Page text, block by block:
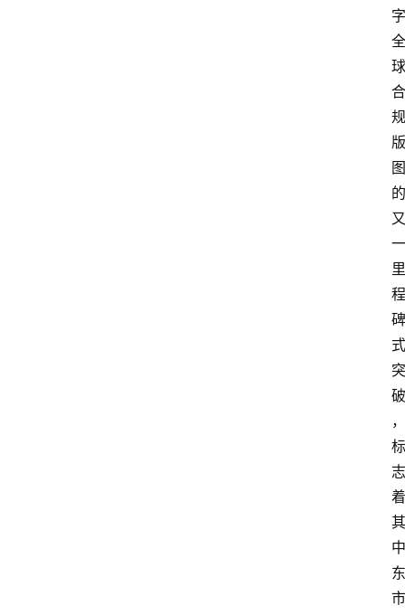
字
全
球
合
规
版
图
的
又
一
里
程
碑
式
突
破
，
标
志
着
其
中
东
市